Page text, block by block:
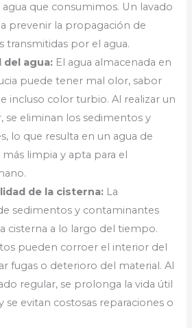
que consumimos. Un lavado
prevenir la propagación de
transmitidas por el agua.
del agua: El agua almacenada en
puede tener mal olor, sabor
incluso color turbio. Al realizar un
se eliminan los sedimentos y
lo que resulta en un agua de
limpia y apta para el
de la cisterna: La
sedimentos y contaminantes
cisterna a lo largo del tiempo.
pueden corroer el interior del
fugas o deterioro del material. Al
regular, se prolonga la vida útil
se evitan costosas reparaciones o